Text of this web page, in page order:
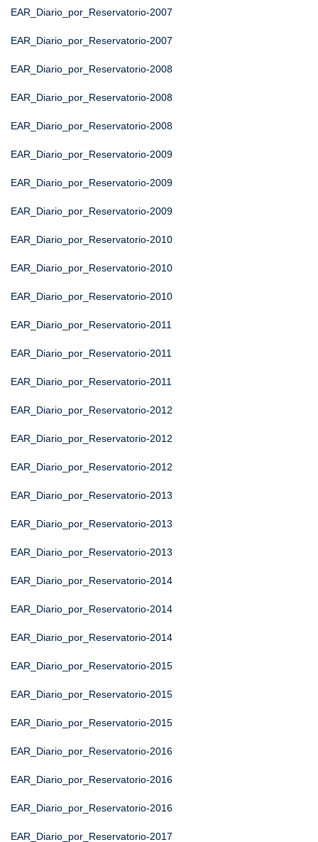
EAR_Diario_por_Reservatorio-2007
EAR_Diario_por_Reservatorio-2007
EAR_Diario_por_Reservatorio-2008
EAR_Diario_por_Reservatorio-2008
EAR_Diario_por_Reservatorio-2008
EAR_Diario_por_Reservatorio-2009
EAR_Diario_por_Reservatorio-2009
EAR_Diario_por_Reservatorio-2009
EAR_Diario_por_Reservatorio-2010
EAR_Diario_por_Reservatorio-2010
EAR_Diario_por_Reservatorio-2010
EAR_Diario_por_Reservatorio-2011
EAR_Diario_por_Reservatorio-2011
EAR_Diario_por_Reservatorio-2011
EAR_Diario_por_Reservatorio-2012
EAR_Diario_por_Reservatorio-2012
EAR_Diario_por_Reservatorio-2012
EAR_Diario_por_Reservatorio-2013
EAR_Diario_por_Reservatorio-2013
EAR_Diario_por_Reservatorio-2013
EAR_Diario_por_Reservatorio-2014
EAR_Diario_por_Reservatorio-2014
EAR_Diario_por_Reservatorio-2014
EAR_Diario_por_Reservatorio-2015
EAR_Diario_por_Reservatorio-2015
EAR_Diario_por_Reservatorio-2015
EAR_Diario_por_Reservatorio-2016
EAR_Diario_por_Reservatorio-2016
EAR_Diario_por_Reservatorio-2016
EAR_Diario_por_Reservatorio-2017